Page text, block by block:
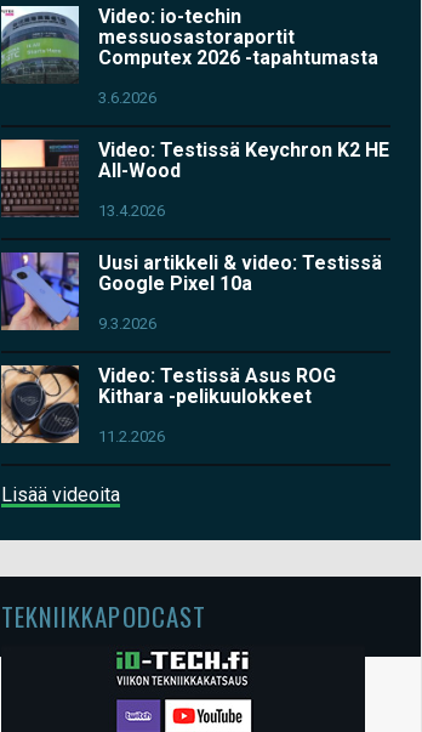
Video: io-techin
messuosastoraportit
Computex 2026 -tapahtumasta
3.6.2026
Video: Testissä Keychron K2 HE
All-Wood
13.4.2026
Uusi artikkeli & video: Testissä
Google Pixel 10a
9.3.2026
Video: Testissä Asus ROG
Kithara -pelikuulokkeet
11.2.2026
Lisää videoita
TEKNIIKKAPODCAST